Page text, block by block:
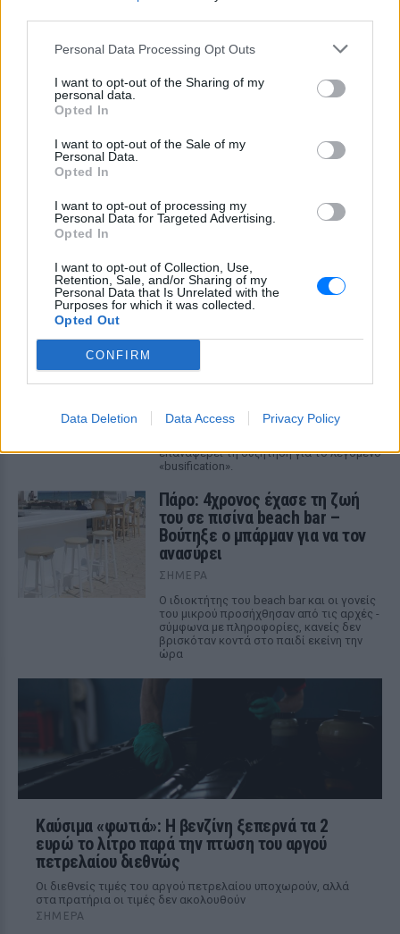
Personal Data Processing Opt Outs
I want to opt-out of the Sharing of my
personal data.
Opted In
I want to opt-out of the Sale of my
Personal Data.
Opted In
I want to opt-out of processing my
Personal Data for Targeted Advertising.
Opted In
I want to opt-out of Collection, Use,
Retention, Sale, and/or Sharing of my
Personal Data that Is Unrelated with the
Purposes for which it was collected.
Opted Out
CONFIRM
Data Deletion Data Access Privacy Policy
ΣΤΗΝ ΙΔΙΑ ΚΑΤΗΓΟΡΙΑ
19χρονο να οδηγείται με τη βία
για επιστράτευση ‑ Τι είναι το
ΣΉΜΕΡΑ
Βίντεο που φέρεται να δείχνει βίαιη
επαναφέρει τη συζήτηση για το λεγόμενο
«busification».
Ουκρανία: Βίντεο σοκ με
για επιστράτευση ‑ Τι είναι το
«busification»
ΣΉΜΕΡΑ
Βίντεο που φέρεται να δείχνει βίαιη
μεταφορά άνδρα για στρατιωτική
επαναφέρει τη συζήτηση για το λεγόμενο
«busification».
Πάρο: 4χρονος έχασε τη ζωή
του σε πισίνα beach bar –
Βούτηξε ο μπάρμαν για να τον
ανασύρει
ΣΉΜΕΡΑ
Ο ιδιοκτήτης του beach bar και οι γονείς
του μικρού προσήχθησαν από τις αρχές -
σύμφωνα με πληροφορίες, κανείς δεν
βρισκόταν κοντά στο παιδί εκείνη την
ώρα
Καύσιμα «φωτιά»: Η βενζίνη ξεπερνά τα 2
ευρώ το λίτρο παρά την πτώση του αργού
πετρελαίου διεθνώς
Οι διεθνείς τιμές του αργού πετρελαίου υποχωρούν, αλλά
στα πρατήρια οι τιμές δεν ακολουθούν
ΣΉΜΕΡΑ